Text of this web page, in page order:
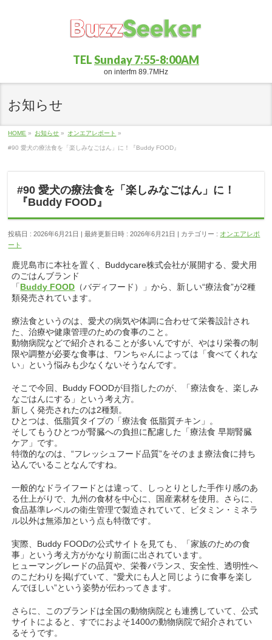
TELSunday 7:55-8:00AM
on interfm 89.7MHz
お知らせ
HOME » お知らせ » オンエアレポート »
#90 愛犬の療法食を「楽しみなごはん」に！『Buddy FOOD』
#90 愛犬の療法食を「楽しみなごはん」に！
『Buddy FOOD』
投稿日 : 2026年6月21日 最終更新日時 : 2026年6月21日 カテゴリー : オンエアレポ
ート
鹿児島市に本社を置く、Buddycare株式会社が展開する、愛犬用
のごはんブランド
「Buddy FOOD （バディフード）」から、新しい“療法食”が2種
類発売されています。
療法食というのは、愛犬の病気や体調に合わせて栄養設計され
た、治療や健康管理のための食事のこと。
動物病院などで紹介されることが多いんですが、やはり栄養の制
限や調整が必要な食事は、ワンちゃんによっては「食べてくれな
い」という悩みも少なくないそうなんです。
そこで今回、Buddy FOODが目指したのが、「療法食を、楽しみ
なごはんにする」という考え方。
新しく発売されたのは2種類。
ひとつは、低脂質タイプの「療法食 低脂質チキン」。
そしてもうひとつが腎臓への負担に配慮した「療法食 早期腎臓
ケア」です。
特徴的なのは、“フレッシュフード品質”をそのまま療法食に持ち
込んでいることなんですね。
一般的なドライフードとは違って、しっとりとした手作り感のあ
る仕上がりで、九州の食材を中心に、国産素材を使用。さらに、
食品基準レベルの衛生管理で製造されていて、ビタミン・ミネラ
ル以外は無添加という点も特徴です。
実際、Buddy FOODの公式サイトを見ても、「家族のための食
事」という考え方がかなり前面に出されています。
ヒューマングレードの品質や、栄養バランス、安全性、透明性へ
のこだわりを掲げていて、“愛犬にも人と同じように食事を楽し
んでほしい”という姿勢が伝わってきます。
さらに、このブランドは全国の動物病院とも連携していて、公式
サイトによると、すでにおよそ1400の動物病院で紹介されてい
るそうです。